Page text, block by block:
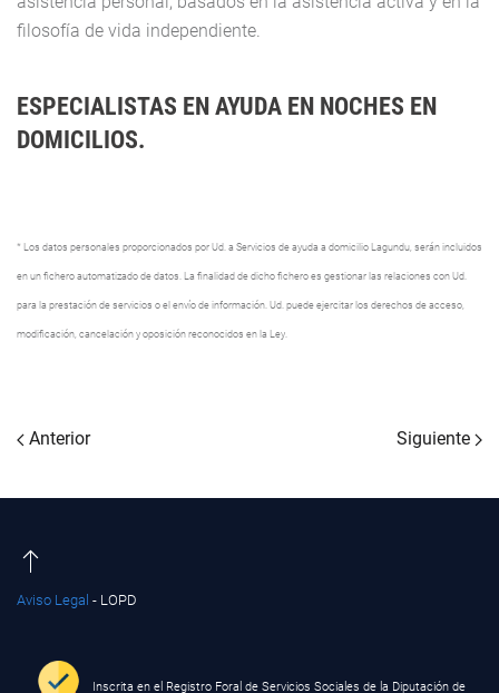
filosofía de vida independiente.
ESPECIALISTAS EN AYUDA EN NOCHES EN
DOMICILIOS.
* Los datos personales proporcionados por Ud. a Servicios de ayuda a domicilio Lagundu, serán incluidos
en un fichero automatizado de datos. La finalidad de dicho fichero es gestionar las relaciones con Ud.
para la prestación de servicios o el envío de información. Ud. puede ejercitar los derechos de acceso,
modificación, cancelación y oposición reconocidos en la Ley.
Anterior Siguiente
Aviso Legal - LOPD
Inscrita en el Registro Foral de Servicios Sociales de la Diputación de